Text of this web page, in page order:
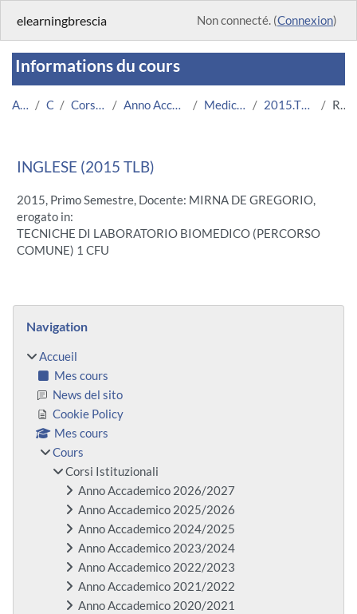
elearningbrescia Non connecté. (Connexion)
Informations du cours
Accueil Cours Corsi Istituzionali Anno Accademico 2015/2016 Medicina e Chirurgia 2015.TLB.U11791-5143 Résumé
INGLESE (2015 TLB)
2015, Primo Semestre, Docente: MIRNA DE GREGORIO,
erogato in:
TECNICHE DI LABORATORIO BIOMEDICO (PERCORSO
COMUNE) 1 CFU
Blocs
Navigation
Accueil
Mes cours
News del sito
Cookie Policy
Mes cours
Cours
Corsi Istituzionali
Anno Accademico 2026/2027
Anno Accademico 2025/2026
Anno Accademico 2024/2025
Anno Accademico 2023/2024
Anno Accademico 2022/2023
Anno Accademico 2021/2022
Anno Accademico 2020/2021